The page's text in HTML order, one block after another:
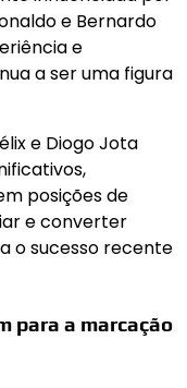
e Bernardo
e
a ser uma figura
e Diogo Jota
posições de
e converter
o sucesso recente
para a marcação